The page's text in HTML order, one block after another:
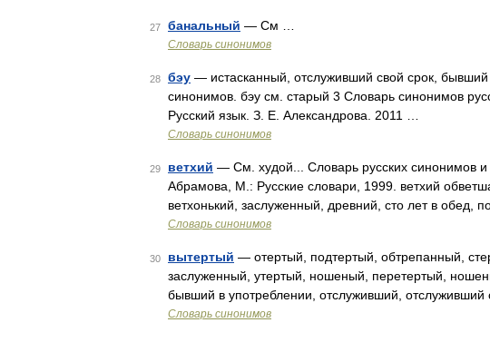
27 банальный — См …
Словарь синонимов
28 бэу — истасканный, отслуживший свой срок,
синонимов. бэу см. старый 3 Словарь синонимов
Русский язык. З. Е. Александрова. 2011 …
Словарь синонимов
29 ветхий — См. худой... Словарь русских синонимов
Абрамова, М.: Русские словари, 1999. ветхий
ветхонький, заслуженный, древний, сто лет в обед,
Словарь синонимов
30 вытертый — отертый, подтертый, обтрепанный,
заслуженный, утертый, ношеный, перетертый,
бывший в употреблении, отслуживший, отслуживший
Словарь синонимов